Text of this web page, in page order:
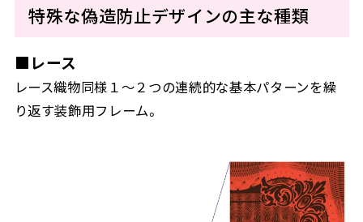
特殊な偽造防止デザインの主な種類
■レース
レース織物同様１～２つの連続的な基本パターンを繰
り返す装飾用フレーム。